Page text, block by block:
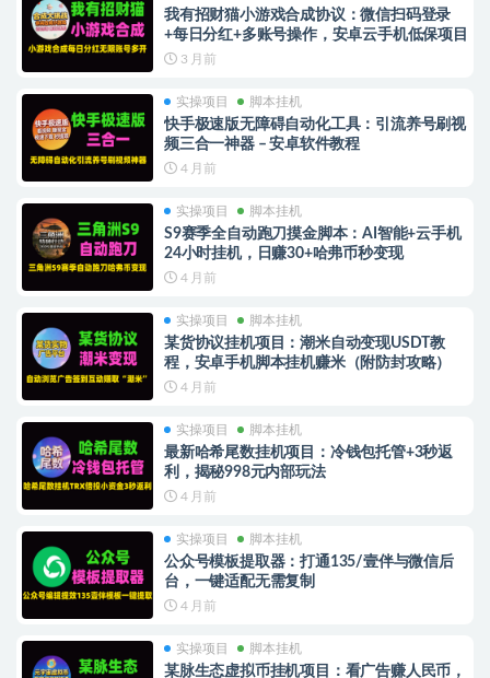
我有招财猫小游戏合成协议：微信扫码登录
+每日分红+多账号操作，安卓云手机低保项目
3 月前
实操项目 脚本挂机
快手极速版无障碍自动化工具：引流养号刷视
频三合一神器 – 安卓软件教程
4 月前
实操项目 脚本挂机
S9赛季全自动跑刀摸金脚本：AI智能+云手机
24小时挂机，日赚30+哈弗币秒变现
4 月前
实操项目 脚本挂机
某货协议挂机项目：潮米自动变现USDT教
程，安卓手机脚本挂机赚米（附防封攻略）
4 月前
实操项目 脚本挂机
最新哈希尾数挂机项目：冷钱包托管+3秒返
利，揭秘998元内部玩法
4 月前
实操项目 脚本挂机
公众号模板提取器：打通135/壹伴与微信后
台，一键适配无需复制
4 月前
实操项目 脚本挂机
某脉生态虚拟币挂机项目：看广告赚人民币，